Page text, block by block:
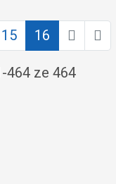
15 16
-464 ze 464